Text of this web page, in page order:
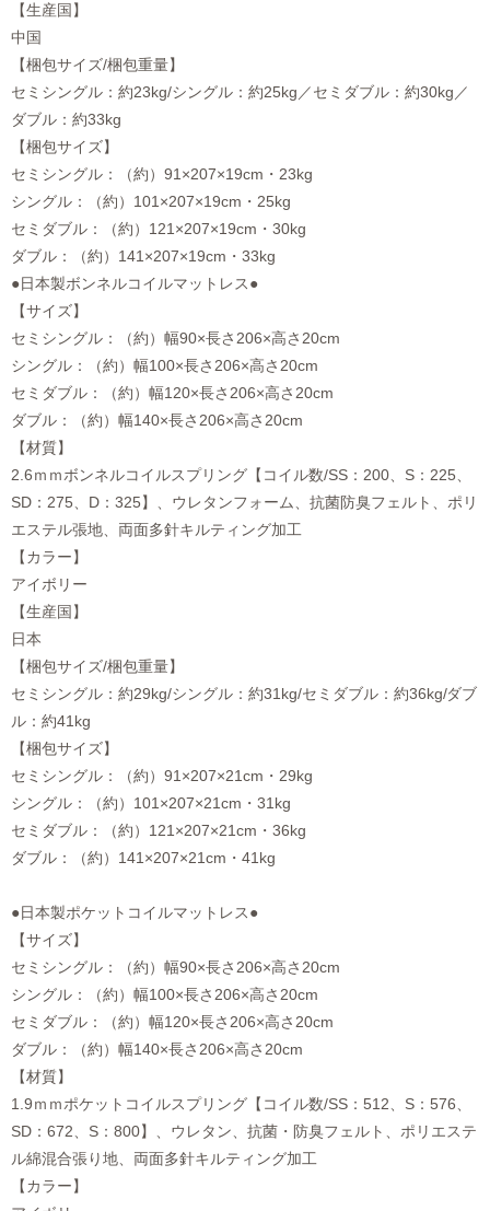
【生産国】
中国
【梱包サイズ/梱包重量】
セミシングル：約23kg/シングル：約25kg／セミダブル：約30kg／
ダブル：約33kg
【梱包サイズ】
セミシングル：（約）91×207×19cm・23kg
シングル：（約）101×207×19cm・25kg
セミダブル：（約）121×207×19cm・30kg
ダブル：（約）141×207×19cm・33kg
●日本製ボンネルコイルマットレス●
【サイズ】
セミシングル：（約）幅90×長さ206×高さ20cm
シングル：（約）幅100×長さ206×高さ20cm
セミダブル：（約）幅120×長さ206×高さ20cm
ダブル：（約）幅140×長さ206×高さ20cm
【材質】
2.6ｍｍボンネルコイルスプリング【コイル数/SS：200、S：225、
SD：275、D：325】、ウレタンフォーム、抗菌防臭フェルト、ポリ
エステル張地、両面多針キルティング加工
【カラー】
アイボリー
【生産国】
日本
【梱包サイズ/梱包重量】
セミシングル：約29kg/シングル：約31kg/セミダブル：約36kg/ダブ
ル：約41kg
【梱包サイズ】
セミシングル：（約）91×207×21cm・29kg
シングル：（約）101×207×21cm・31kg
セミダブル：（約）121×207×21cm・36kg
ダブル：（約）141×207×21cm・41kg
●日本製ポケットコイルマットレス●
【サイズ】
セミシングル：（約）幅90×長さ206×高さ20cm
シングル：（約）幅100×長さ206×高さ20cm
セミダブル：（約）幅120×長さ206×高さ20cm
ダブル：（約）幅140×長さ206×高さ20cm
【材質】
1.9ｍｍポケットコイルスプリング【コイル数/SS：512、S：576、
SD：672、S：800】、ウレタン、抗菌・防臭フェルト、ポリエステ
ル綿混合張り地、両面多針キルティング加工
【カラー】